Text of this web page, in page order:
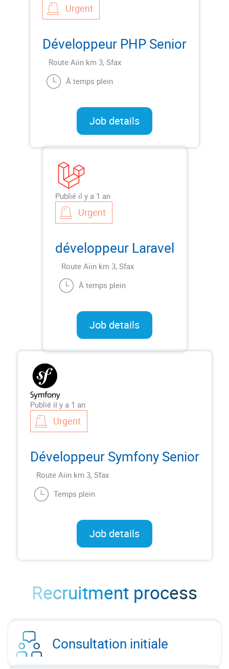
Urgent
Développeur PHP Senior
Route Aiin km 3, Sfax
À temps plein
Job details
Publié il y a 1 an
Urgent
développeur Laravel
Route Aiin km 3, Sfax
À temps plein
Job details
Publié il y a 1 an
Urgent
Développeur Symfony Senior
Route Aiin km 3, Sfax
Temps plein
Job details
Recruitment process
Consultation initiale